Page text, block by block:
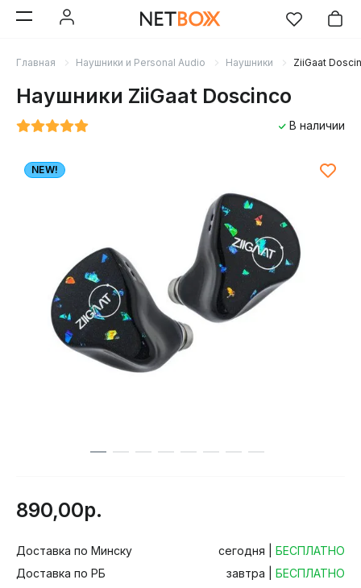
Главная Наушники и Personal Audio Наушники ZiiGaat
Наушники ZiiGaat Doscinco
В наличии
NEW!
890,00р.
Доставка по Минску сегодня | БЕСПЛАТНО
Доставка по РБ
завтра |
БЕСПЛАТНО